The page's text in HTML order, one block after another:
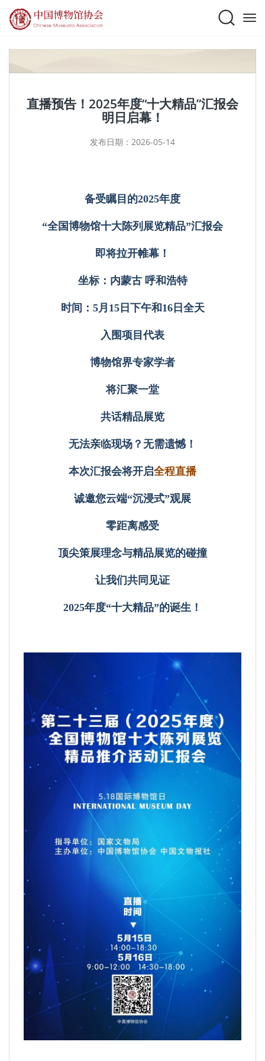
直播预告！2025年度“十大精品”汇报会
明日启幕！
发布日期：2026-05-14
备受瞩目的2025年度
“全国博物馆十大陈列展览精品”汇报会
即将拉开帷幕！
坐标：内蒙古 呼和浩特
时间：5月15日下午和16日全天
入围项目代表
博物馆界专家学者
将汇聚一堂
共话精品展览
无法亲临现场？无需遗憾！
本次汇报会将开启全程直播
诚邀您云端“沉浸式”观展
零距离感受
顶尖策展理念与精品展览的碰撞
让我们共同见证
2025年度“十大精品”的诞生！